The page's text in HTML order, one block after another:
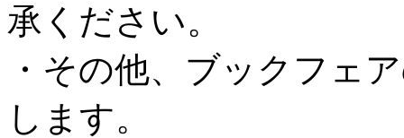
承ください。
・その他、ブックフェ
します。